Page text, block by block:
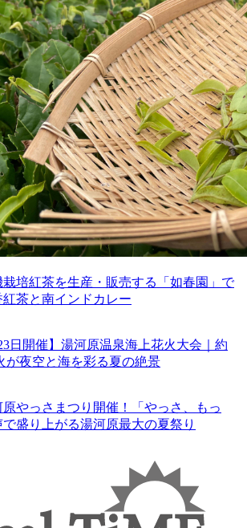
培紅茶を生産・販売する「如春園」で
茶と南インドカレー
23日開催】湯河原温泉海上花火大会｜約
が夜空と海を彩る夏の絶景
原やっさまつり開催！「やっさ、もっ
盛り上がる湯河原最大の夏祭り